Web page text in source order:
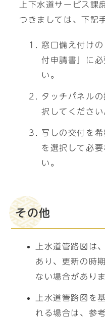
上下水道サービス課
つきましては、下記
窓口備え付け
付申請書」に
い。
タッチパネル
択してください
写しの交付を
を選択して必
い。
その他
上水道管路図は
あり、更新の時
ない場合がありま
上水道管路図を
れる場合は、参